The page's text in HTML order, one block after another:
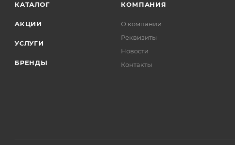
КАТАЛОГ
АКЦИИ
УСЛУГИ
БРЕНДЫ
КОМПАНИЯ
О компании
Реквизиты
Новости
Контакты